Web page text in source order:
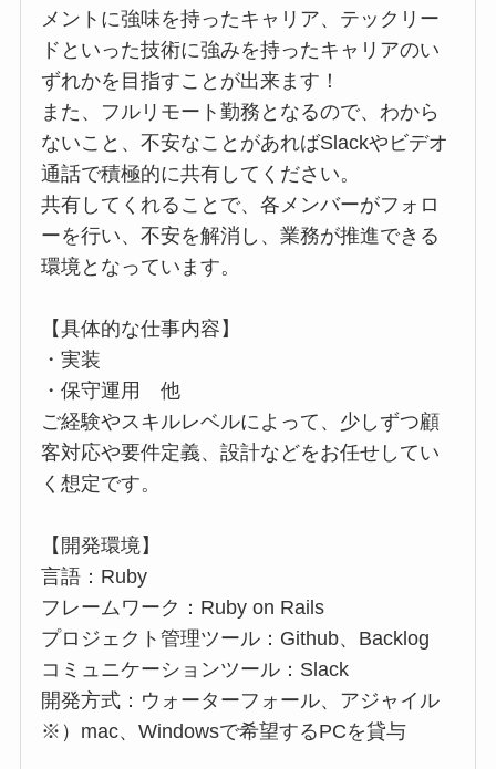
メントに強味を持ったキャリア、テックリー
ドといった技術に強みを持ったキャリアのい
ずれかを目指すことが出来ます！
また、フルリモート勤務となるので、わから
ないこと、不安なことがあればSlackやビデオ
通話で積極的に共有してください。
共有してくれることで、各メンバーがフォロ
ーを行い、不安を解消し、業務が推進できる
環境となっています。
【具体的な仕事内容】
・実装
・保守運用 他
ご経験やスキルレベルによって、少しずつ顧
客対応や要件定義、設計などをお任せしてい
く想定です。
【開発環境】
言語：Ruby
フレームワーク：Ruby on Rails
プロジェクト管理ツール：Github、Backlog
コミュニケーションツール：Slack
開発方式：ウォーターフォール、アジャイル
※）mac、Windowsで希望するPCを貸与